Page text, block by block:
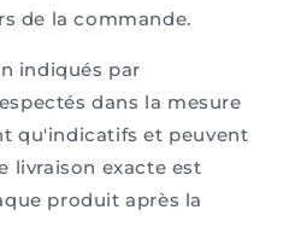
de la commande.
indiqués par
dans la mesure
qu'indicatifs et peuvent
livraison exacte est
produit après la